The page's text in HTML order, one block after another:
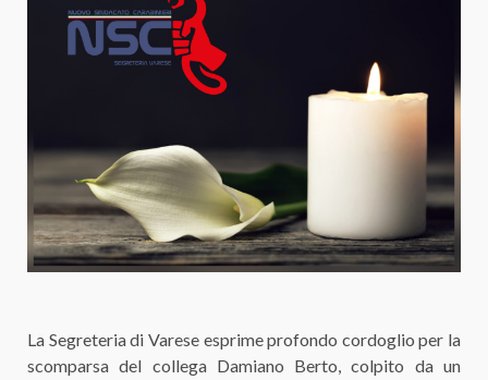
La Segreteria di Varese esprime profondo cordoglio per la
scomparsa del collega Damiano Berto, colpito da un